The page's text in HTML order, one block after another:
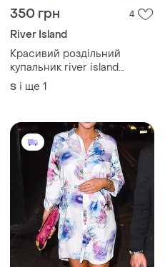
350 грн 4
River Island
Красивий роздільний
купальник river island
womens floral halter bikini
set💛🧡
S і ще 1